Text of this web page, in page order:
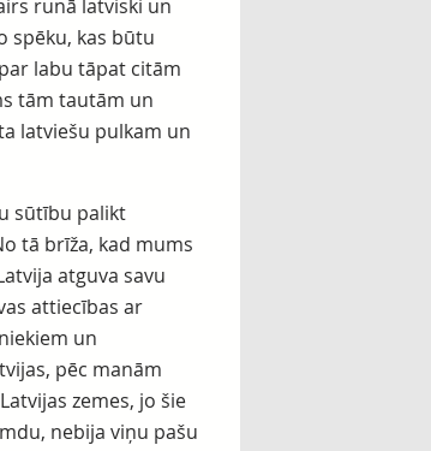
runā latviski un
spēku, kas būtu
labu tāpat citām
tām tautām un
latviešu pulkam un
sūtību palikt
tā brīža, kad mums
atguva savu
attiecības ar
un
pēc manām
zemes, jo šie
nebija viņu pašu